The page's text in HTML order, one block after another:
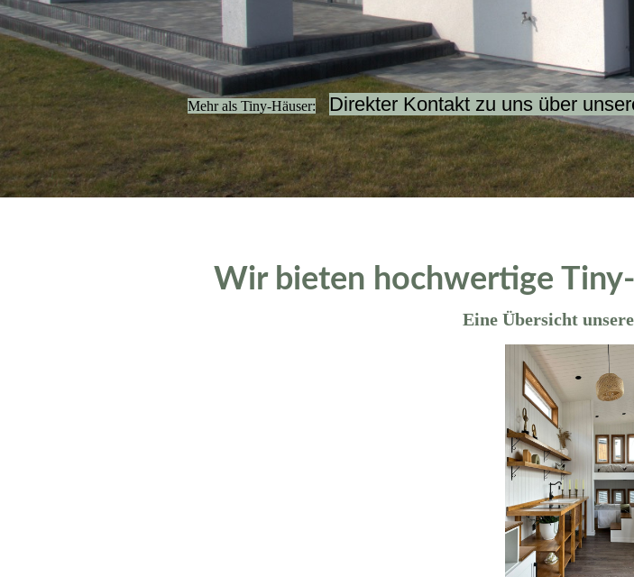
Mehr als Tiny-Häuser: Direkter Kontakt zu uns über
Wir bieten hochwertige
Eine Übersicht